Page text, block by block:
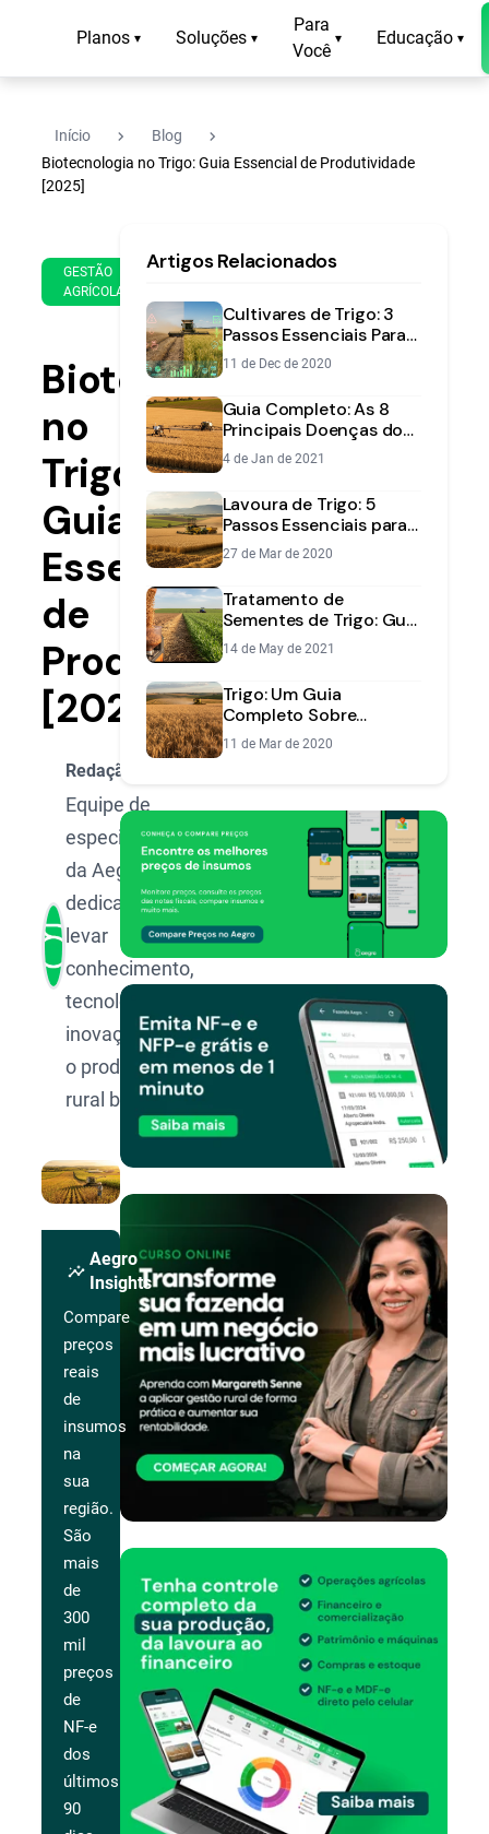
Planos ▾ Soluções ▾
Para
Você
▾ Educação ▾
Início navigate_next Blog navigate_next
Biotecnologia no Trigo: Guia Essencial de Produtividade
[2025]
GESTÃO
AGRÍCOLA
de
de
2025
min
leitura
Biotecnologia
no
Trigo:
Guia
Essencial
de
Produtividade
[2025]
Redação Aegro
Equipe de
especialistas
da Aegro,
dedicada a
levar
conhecimento,
tecnologia e
inovação para
o produtor
rural brasileiro.
insights
Aegro
Insights
Compare
preços
reais
de
insumos
na
sua
região.
São
mais
de
300
mil
preços
de
NF-e
dos
últimos
90
Artigos Relacionados
Cultivares de Trigo: 3
Passos Essenciais Para a
Escolha Certa
11 de Dec de 2020
Guia Completo: As 8
Principais Doenças do
Trigo e Como Fazer o
Manejo Correto
4 de Jan de 2021
Lavoura de Trigo: 5
Passos Essenciais para
Garantir uma Safra de
Sucesso
27 de Mar de 2020
Tratamento de
Sementes de Trigo: Guia
Completo para Proteger
sua Lavoura
14 de May de 2021
Trigo: Um Guia
Completo Sobre
Produção, Tipos e
Mercado no Brasil
11 de Mar de 2020